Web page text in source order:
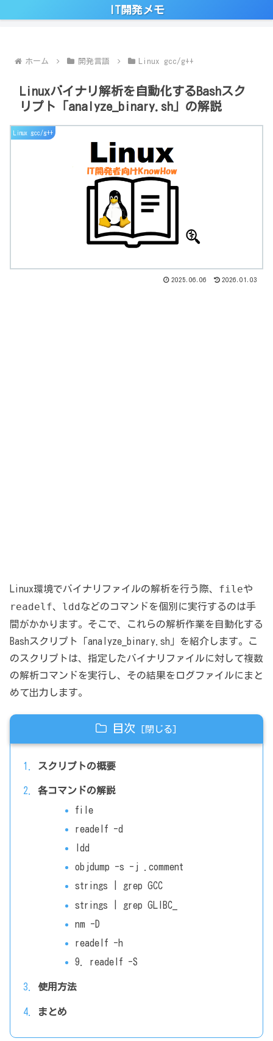
IT開発メモ
ホーム 開発言語 Linux gcc/g++
Linuxバイナリ解析を自動化するBashスク
リプト「analyze_binary.sh」の解説
Linux gcc/g++
2025.06.06 2026.01.03
Linux環境でバイナリファイルの解析を行う際、 fileや
readelf、 lddなどのコマンドを個別に実行するのは手
間がかかります。そこで、これらの解析作業を自動化する
Bashスクリプト「analyze_binary.sh」を紹介します。こ
のスクリプトは、指定したバイナリファイルに対して複数
の解析コマンドを実行し、その結果をログファイルにまと
めて出力します。
目次
スクリプトの概要
各コマンドの解説
file
readelf -d
ldd
objdump -s -j .comment
strings | grep GCC
strings | grep GLIBC_
nm -D
readelf -h
9. readelf -S
使用方法
まとめ